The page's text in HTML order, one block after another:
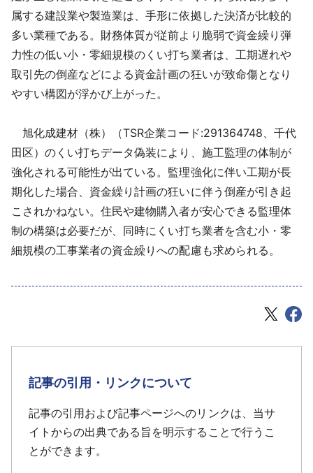
属する建設業や製造業は、手形に依拠した決済が比較的
多い業種である。財務体質が従前より脆弱で資金繰り弾
力性の低い小・零細規模のくい打ち業者は、工期遅れや
取引先の倒産などによる資金計画の狂いが致命傷となり
やすい構図が浮かび上がった。
旭化成建材（株）（TSR企業コード:291364748、千代
田区）のくい打ちデータ偽装により、施工監理の体制が
強化される可能性が出ている。監理強化に伴い工期が長
期化した場合、資金繰り計画の狂いに伴う倒産が引き起
こされかねない。住民や建物購入者が安心できる監理体
制の構築は必要だが、同時にくい打ち業者を含む小・零
細規模の工事業者の資金繰りへの配慮も求められる。
記事の引用・リンクについて
記事の引用および記事ページへのリンクは、当サ
イトからの出典である旨を明示することで行うこ
とができます。